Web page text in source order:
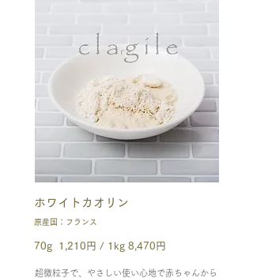
ホワイトカオリン
原産国：フランス
70g 1,210円 / 1kg 8,470円
超微粒子で、やさしい使い心地で赤ちゃんから